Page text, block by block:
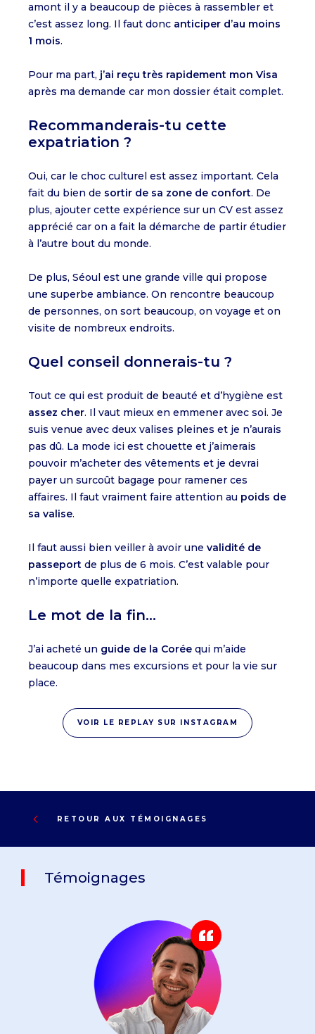
amont il y a beaucoup de pièces à rassembler et
c’est assez long. Il faut donc anticiper d’au moins
1 mois.
Pour ma part, j’ai reçu très rapidement mon Visa
après ma demande car mon dossier était complet.
Recommanderais-tu cette
expatriation ?
Oui, car le choc culturel est assez important. Cela
fait du bien de sortir de sa zone de confort. De
plus, ajouter cette expérience sur un CV est assez
apprécié car on a fait la démarche de partir étudier
à l’autre bout du monde.
De plus, Séoul est une grande ville qui propose
une superbe ambiance. On rencontre beaucoup
de personnes, on sort beaucoup, on voyage et on
visite de nombreux endroits.
Quel conseil donnerais-tu ?
Tout ce qui est produit de beauté et d’hygiène est
assez cher. Il vaut mieux en emmener avec soi. Je
suis venue avec deux valises pleines et je n’aurais
pas dû. La mode ici est chouette et j’aimerais
pouvoir m’acheter des vêtements et je devrai
payer un surcoût bagage pour ramener ces
affaires. Il faut vraiment faire attention au poids de
sa valise.
Il faut aussi bien veiller à avoir une validité de
passeport de plus de 6 mois. C’est valable pour
n’importe quelle expatriation.
Le mot de la fin...
J’ai acheté un guide de la Corée qui m’aide
beaucoup dans mes excursions et pour la vie sur
place.
VOIR LE REPLAY SUR INSTAGRAM
RETOUR AUX TÉMOIGNAGES
Témoignages